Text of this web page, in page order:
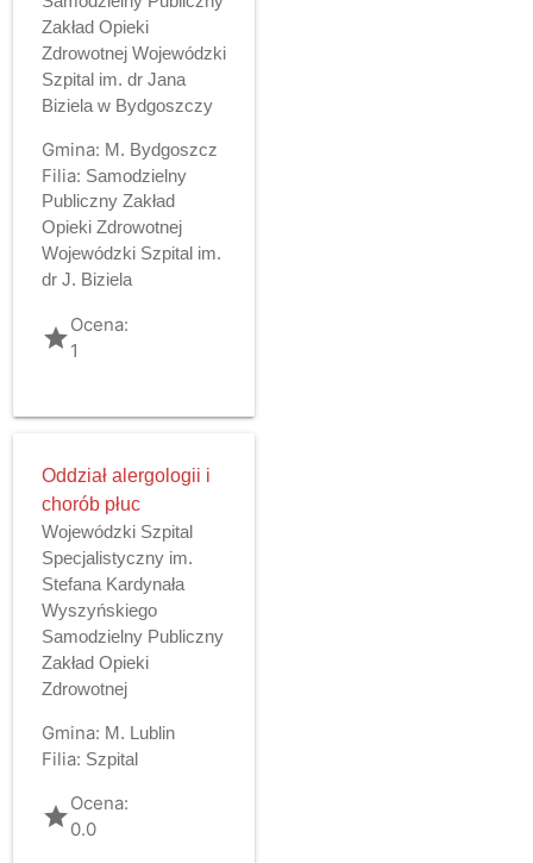
Zakład Opieki
Zdrowotnej Wojewódzki
Szpital im. dr Jana
Biziela w Bydgoszczy
Gmina: M. Bydgoszcz
Filia: Samodzielny
Publiczny Zakład
Opieki Zdrowotnej
Wojewódzki Szpital im.
dr J. Biziela
gradeOcena:
1
Oddział alergologii i
chorób płuc
Wojewódzki Szpital
Specjalistyczny im.
Stefana Kardynała
Wyszyńskiego
Samodzielny Publiczny
Zakład Opieki
Zdrowotnej
Gmina: M. Lublin
Filia: Szpital
gradeOcena:
0.0